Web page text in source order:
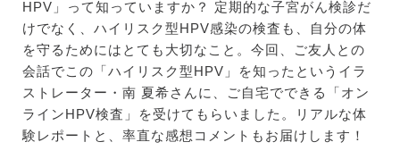
HPV」って知っていますか？ 定期的な子宮がん検診だ
けでなく、ハイリスク型HPV感染の検査も、自分の体
を守るためにはとても大切なこと。今回、ご友人との
会話でこの「ハイリスク型HPV」を知ったというイラ
ストレーター・南 夏希さんに、ご自宅でできる「オン
ラインHPV検査」を受けてもらいました。リアルな体
験レポートと、率直な感想コメントもお届けします！